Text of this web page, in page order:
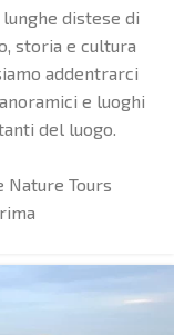
distese di
storia e cultura
addentrarci
e luoghi
del luogo.
Tours